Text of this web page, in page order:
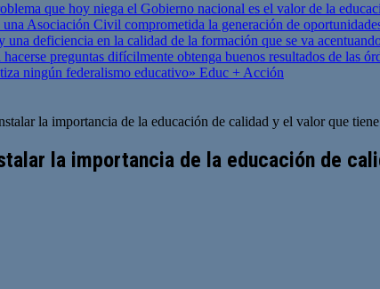
que hoy niega el Gobierno nacional es el valor de la
Asociación Civil comprometida la generación de
una deficiencia en la calidad de la formación que se va
preguntas difícilmente obtenga buenos resultados de las
ningún federalismo educativo» Educ + Acción
la importancia de la educación de calidad y el valor que
la importancia de la educación de